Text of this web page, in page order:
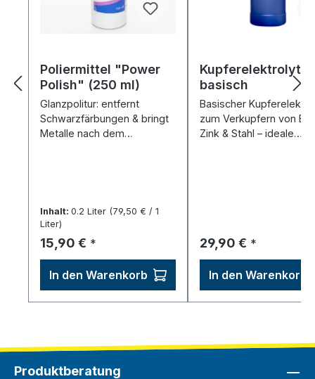
Poliermittel "Power
Polish" (250 ml)
Glanzpolitur: entfernt
Schwarzfärbungen & bringt
Metalle nach dem
Inhalt: 0.2 Liter (79,50 € / 1
Liter)
Regulärer Preis:
15,90 € *
In den Warenkorb
Kupferelektrolyt
basisch
Basischer
zum Verkupfern von
Zink & Stahl – ideale
Regulärer Preis:
29,90 € *
In den Warenkorb
Produktberatung